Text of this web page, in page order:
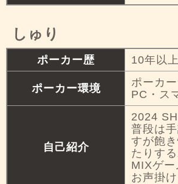
しゅり
ポーカー歴 10年以
ポーカー環境
ポーカ
PC・ス
自己紹介
2024
普段は
すが飽
たりす
MIXゲ
お声掛